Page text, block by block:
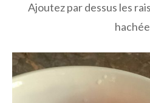
Ajoutez par dessus les